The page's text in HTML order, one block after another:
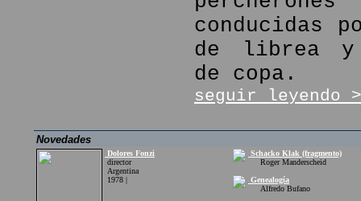
conducidas
de librea y
de copa.
seguir leyendo
Novedades
Dolores Fonzi
director
Argentina
1978 |
Schacko Klak (fragmento)
Roger Manderscheid
Genealogía
Alfredo Bufano